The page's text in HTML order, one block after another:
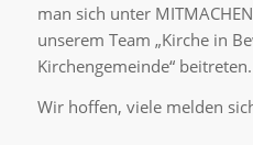
man sich unter
unserem Team „Kirche in
Kirchengemeinde“ beitreten.
Wir hoffen, viele melden